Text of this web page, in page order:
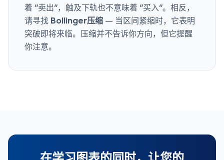
着 "卖出"，触及下轨也不意味着 "买入"。相反，
请寻找 Bollinger压缩 — 当区间紧缩时，它表明
突破即将来临。压缩并不告诉你方向，但它提醒
你注意。